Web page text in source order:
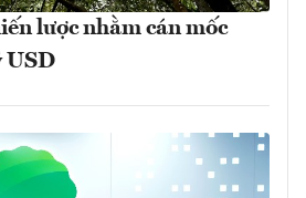
lược nhằm cán mốc
USD